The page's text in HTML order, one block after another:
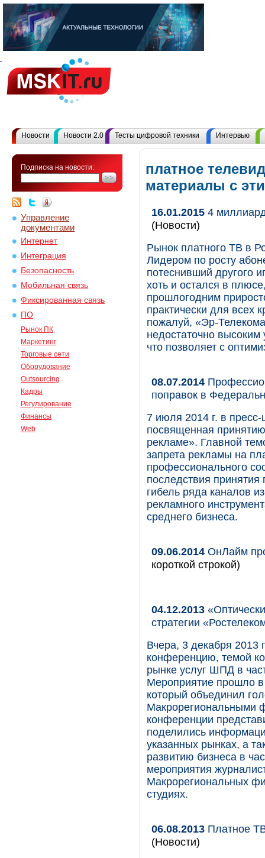
Новости Новости 2.0 Тесты цифровой техники Интервью
Подписка на новости:
Управление
документами
Интернет
Интеграция
Безопасность
Мобильная связь
Фиксированная связь
ПО
Рынок ПК
Маркетинг
Торговые сети
Оборудование
Outsourcing
Кадры
Регулирование
Финансы
Web
платное
материалы с
16.01.2015 4
(Новости)
Рынок платного ТВ в
Лидером по росту
потеснивший другого
хоть и остался в
прошлогодним
практически для всех
пожалуй, «Эр-
недостаточно
что позволяет с
08.07.2014
поправок в
7 июля 2014 г. в
посвященная
рекламе». Главной
запрета рекламы на
профессионального
последствия принятия
гибель ряда каналов
рекламного
среднего бизнеса.
09.06.2014 ОнЛайм
короткой строкой)
04.12.2013
стратегии
Вчера, 3 декабря 2013
конференцию, темой
рынке услуг ШПД в
Мероприятие прошло
который объединил
Макрорегиональными
конференции
поделились
указанных рынках, а
развитию бизнеса в
мероприятия
Макрорегиональных
студиях.
06.08.2013 Платное
(Новости)